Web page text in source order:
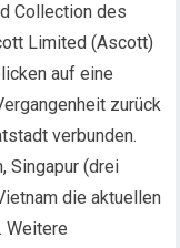
Collection des
Limited (Ascott)
auf eine
zurück
verbunden.
Singapur (drei
die aktuellen
Weitere